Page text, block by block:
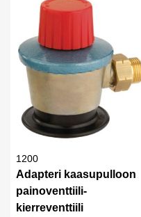
1200
Adapteri kaasupulloon
painoventtiili-
kierreventtiili